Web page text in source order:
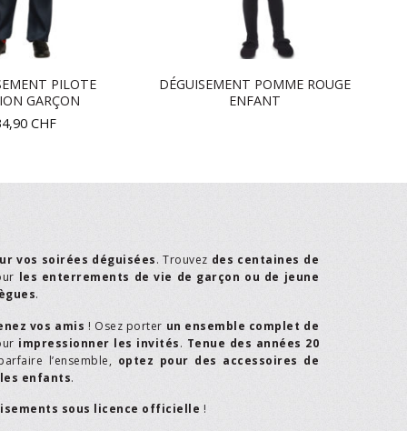
PILOTE
GARÇON
CHF
DÉGUISEMENT POMME ROUGE
ENFANT
vos soirées déguisées. Trouvez des centaines de
les enterrements de vie de garçon ou de jeune
.
vos amis ! Osez porter un ensemble complet de
impressionner les invités. Tenue des années 20
l’ensemble, optez pour des accessoires de
les enfants.
sous licence officielle !